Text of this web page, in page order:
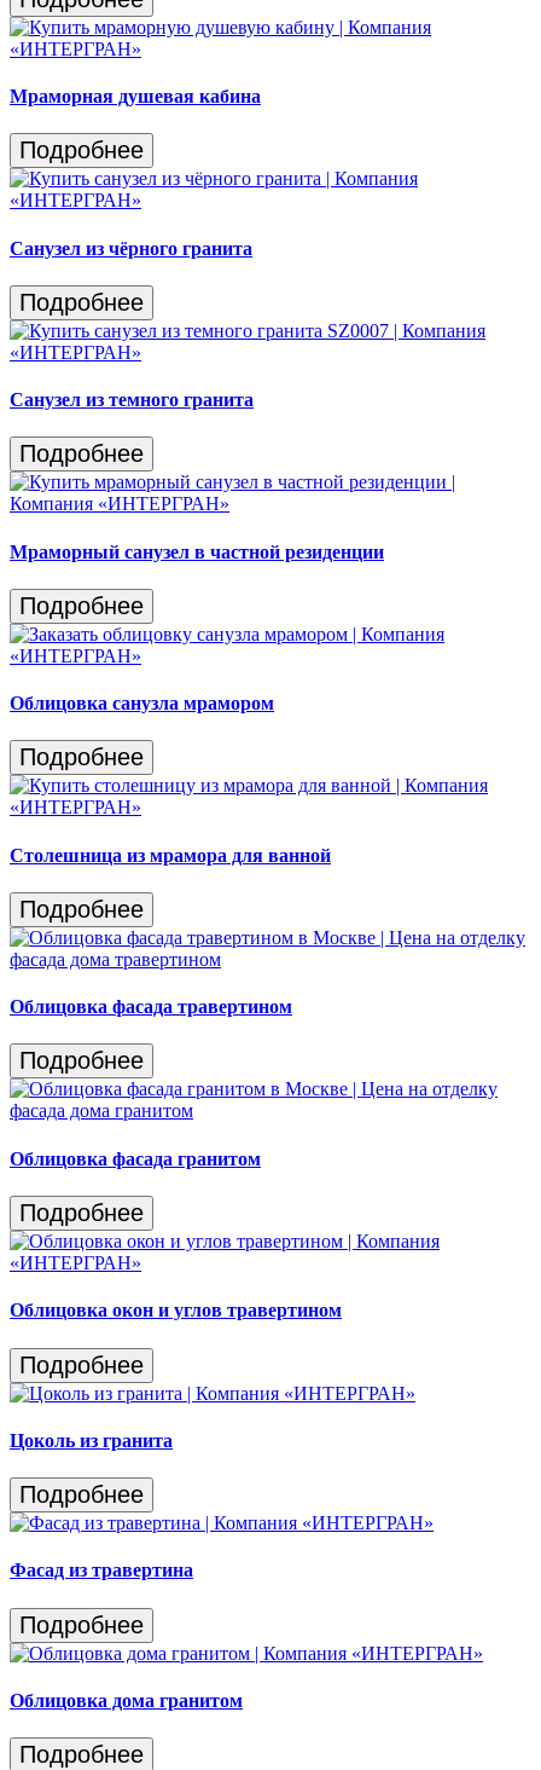
Мраморная душевая кабина
Подробнее
Санузел из чёрного гранита
Подробнее
Санузел из темного гранита
Подробнее
Мраморный санузел в частной резиденции
Подробнее
Облицовка санузла мрамором
Подробнее
Столешница из мрамора для ванной
Подробнее
Облицовка фасада травертином
Подробнее
Облицовка фасада гранитом
Подробнее
Облицовка окон и углов травертином
Подробнее
Цоколь из гранита
Подробнее
Фасад из травертина
Подробнее
Облицовка дома гранитом
Подробнее